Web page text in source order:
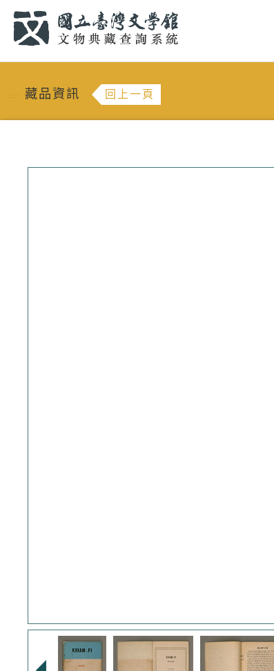
::: 藏品資訊 回上一頁